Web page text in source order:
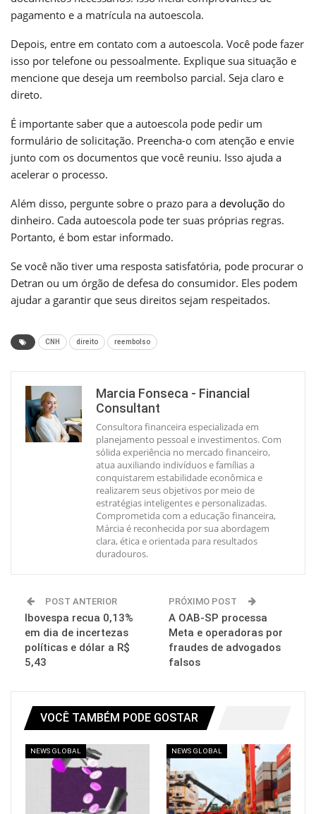
pagamento e a matrícula na autoescola.
Depois, entre em contato com a autoescola. Você pode fazer
isso por telefone ou pessoalmente. Explique sua situação e
mencione que deseja um reembolso parcial. Seja claro e
direto.
É importante saber que a autoescola pode pedir um
formulário de solicitação. Preencha-o com atenção e envie
junto com os documentos que você reuniu. Isso ajuda a
acelerar o processo.
Além disso, pergunte sobre o prazo para a devolução do
dinheiro. Cada autoescola pode ter suas próprias regras.
Portanto, é bom estar informado.
Se você não tiver uma resposta satisfatória, pode procurar o
Detran ou um órgão de defesa do consumidor. Eles podem
ajudar a garantir que seus direitos sejam respeitados.
CNH direito reembolso
Marcia Fonseca - Financial
Consultant
Consultora financeira especializada em
planejamento pessoal e investimentos. Com
sólida experiência no mercado financeiro,
atua auxiliando indivíduos e famílias a
conquistarem estabilidade econômica e
realizarem seus objetivos por meio de
estratégias inteligentes e personalizadas.
Comprometida com a educação financeira,
Márcia é reconhecida por sua abordagem
clara, ética e orientada para resultados
duradouros.
POST ANTERIOR
Ibovespa recua 0,13%
em dia de incertezas
políticas e dólar a R$
5,43
PRÓXIMO POST
A OAB-SP processa
Meta e operadoras por
fraudes de advogados
falsos
VOCÊ TAMBÉM PODE GOSTAR
NEWS GLOBAL NEWS GLOBAL